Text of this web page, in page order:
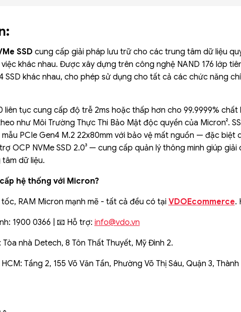
SSD cung cấp giải pháp lưu trữ cho các trung tâm dữ liệu
khác nhau. Được xây dựng trên công nghệ NAND 176 lớp
SSD khác nhau, cho phép sử dụng cho tất cả các chức năng
liên tục cung cấp độ trễ 2ms hoặc thấp hơn cho 99.9999%
như Môi Trường Thực Thi Bảo Mật độc quyền của Micron².
PCIe Gen4 M.2 22x80mm với bảo vệ mất nguồn — đặc biệt
OCP NVMe SSD 2.0³ — cung cấp quản lý thông minh giúp
dữ liệu.
hệ thống với Micron?
tốc, RAM Micron mạnh mẽ - tất cả đều có tại VDOEcommerce.
1900 0366 | 📧 Hỗ trợ: info@vdo.vn
Tòa nhà Detech, 8 Tôn Thất Thuyết, Mỹ Đình 2.
HCM: Tầng 2, 155 Võ Văn Tần, Phường Võ Thị Sáu, Quận 3,
- DRAM -
GDDR6